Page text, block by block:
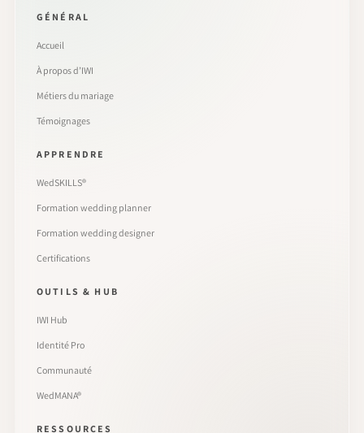
GÉNÉRAL
Accueil
À propos d’IWI
Métiers du mariage
Témoignages
APPRENDRE
WedSKILLS®
Formation wedding planner
Formation wedding designer
Certifications
OUTILS & HUB
IWI Hub
Identité Pro
Communauté
WedMANA®
RESSOURCES